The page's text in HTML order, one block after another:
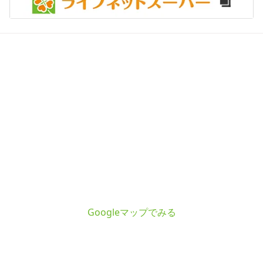
Googleマップでみる